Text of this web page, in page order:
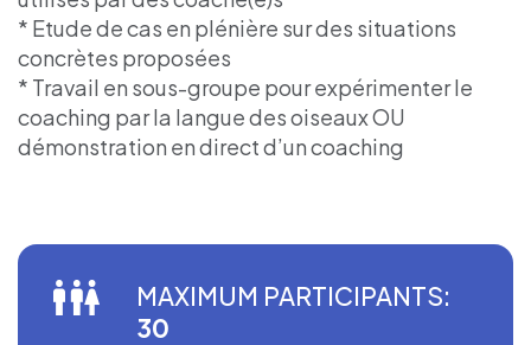
* Etude de cas en plénière sur des situations
concrètes proposées
* Travail en sous-groupe pour expérimenter le
coaching par la langue des oiseaux OU
démonstration en direct d’un coaching
MAXIMUM PARTICIPANTS:
30